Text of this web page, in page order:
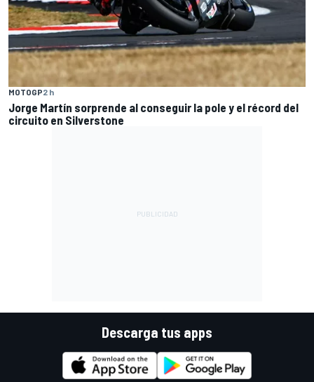
MOTOGP2 h
Jorge Martín sorprende al conseguir la pole y el récord del
circuito en Silverstone
Descarga tus apps